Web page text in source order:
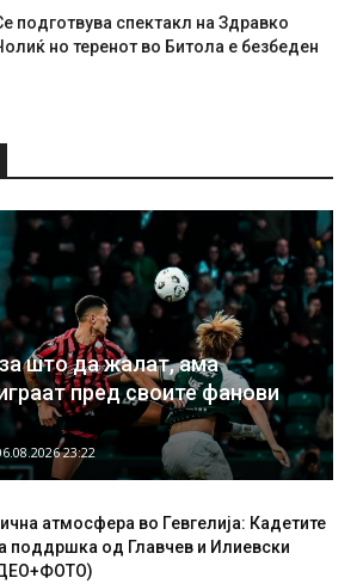
подготвува спектакл на Здравко
но теренот во Битола е безбеден
што да жалат, ама
пред своите фанови
23:22
атмосфера во Гевгелија: Кадетите
поддршка од Главчев и Илиевски